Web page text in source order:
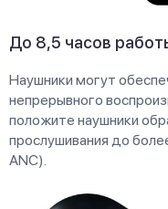
До 8,5 часов
Наушники могут
непрерывного
положите наушники
прослушивания до
ANC).